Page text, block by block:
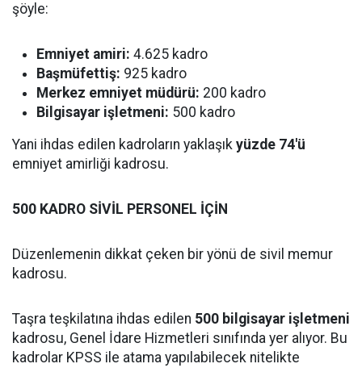
şöyle:
Emniyet amiri: 4.625 kadro
Başmüfettiş: 925 kadro
Merkez emniyet müdürü: 200 kadro
Bilgisayar işletmeni: 500 kadro
Yani ihdas edilen kadroların yaklaşık yüzde 74'ü
emniyet amirliği kadrosu.
500 KADRO SİVİL PERSONEL İÇİN
Düzenlemenin dikkat çeken bir yönü de sivil memur
kadrosu.
Taşra teşkilatına ihdas edilen 500 bilgisayar işletmeni
kadrosu, Genel İdare Hizmetleri sınıfında yer alıyor. Bu
kadrolar KPSS ile atama yapılabilecek nitelikte